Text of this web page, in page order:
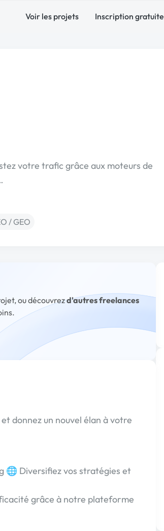
Voir les projets Inscription gratuite
votre trafic grâce aux moteurs de
/ GEO
ou découvrezd'autres freelances
donnez un nouvel élan à votre
🌐 Diversifiez vos stratégies et
grâce à notre plateforme